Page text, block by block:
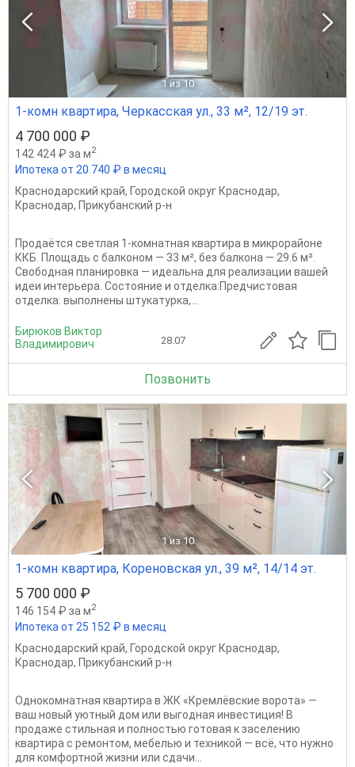
1 из 10
1-комн квартира, Черкасская ул., 33 м², 12/19 эт.
4 700 000 ₽
142 424 ₽ за м2
Ипотека от 20 740 ₽ в месяц
Краснодарский край, Городской округ Краснодар,
Краснодар, Прикубанский р-н
Продаётся светлая 1‑комнатная квартира в микрорайоне
ККБ. Площадь с балконом — 33 м², без балкона — 29.6 м².
Свободная планировка — идеальна для реализации вашей
идеи интерьера. Состояние и отделка:Предчистовая
отделка: выполнены штукатурка,...
Бирюков Виктор
Владимирович
28.07
Позвонить
1 из 10
1-комн квартира, Кореновская ул., 39 м², 14/14 эт.
5 700 000 ₽
146 154 ₽ за м2
Ипотека от 25 152 ₽ в месяц
Краснодарский край, Городской округ Краснодар,
Краснодар, Прикубанский р-н
Однокомнатная квартира в ЖК «Кремлёвские ворота» —
ваш новый уютный дом или выгодная инвестиция! В
продаже стильная и полностью готовая к заселению
квартира с ремонтом, мебелью и техникой — всё, что нужно
для комфортной жизни или сдачи...